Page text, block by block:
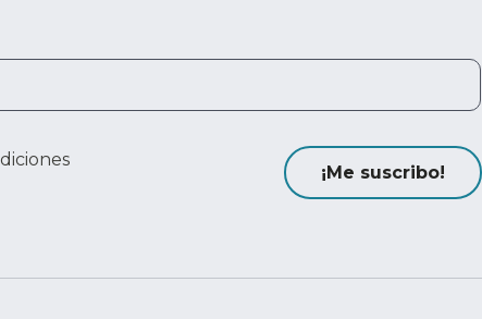
¡Me suscribo!